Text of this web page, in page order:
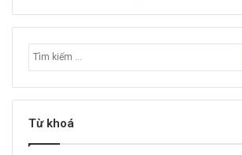
Từ khoá